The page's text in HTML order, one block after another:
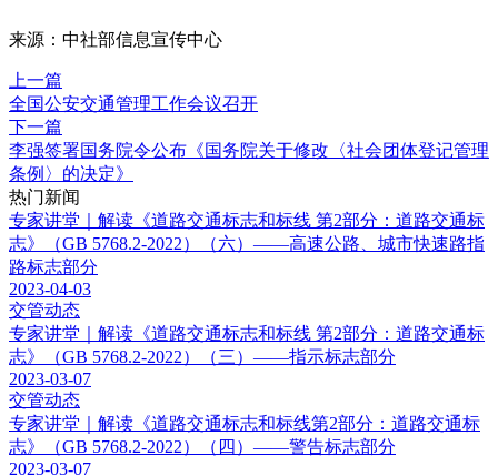
来源：中社部信息宣传中心
上一篇
全国公安交通管理工作会议召开
下一篇
李强签署国务院令公布《国务院关于修改〈社会团体登记管理
条例〉的决定》
热门新闻
专家讲堂｜解读《道路交通标志和标线 第2部分：道路交通标
志》（GB 5768.2-2022）（六）——高速公路、城市快速路指
路标志部分
2023-04-03
交管动态
专家讲堂｜解读《道路交通标志和标线 第2部分：道路交通标
志》（GB 5768.2-2022）（三）——指示标志部分
2023-03-07
交管动态
专家讲堂｜解读《道路交通标志和标线第2部分：道路交通标
志》（GB 5768.2-2022）（四）——警告标志部分
2023-03-07